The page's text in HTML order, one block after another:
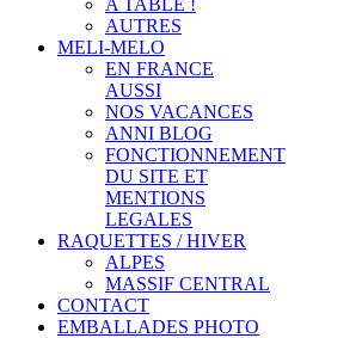
A TABLE !
AUTRES
MELI-MELO
EN FRANCE
AUSSI
NOS VACANCES
ANNI BLOG
FONCTIONNEMENT
DU SITE ET
MENTIONS
LEGALES
RAQUETTES / HIVER
ALPES
MASSIF CENTRAL
CONTACT
EMBALLADES PHOTO